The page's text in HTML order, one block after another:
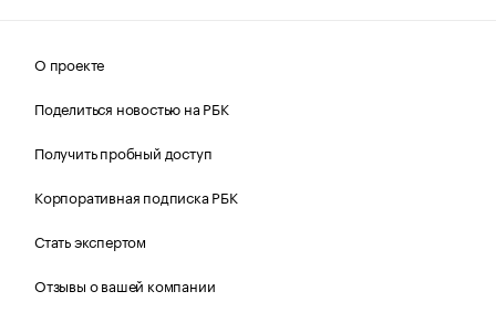
О проекте
Поделиться новостью на РБК
Получить пробный доступ
Корпоративная подписка РБК
Стать экспертом
Отзывы о вашей компании